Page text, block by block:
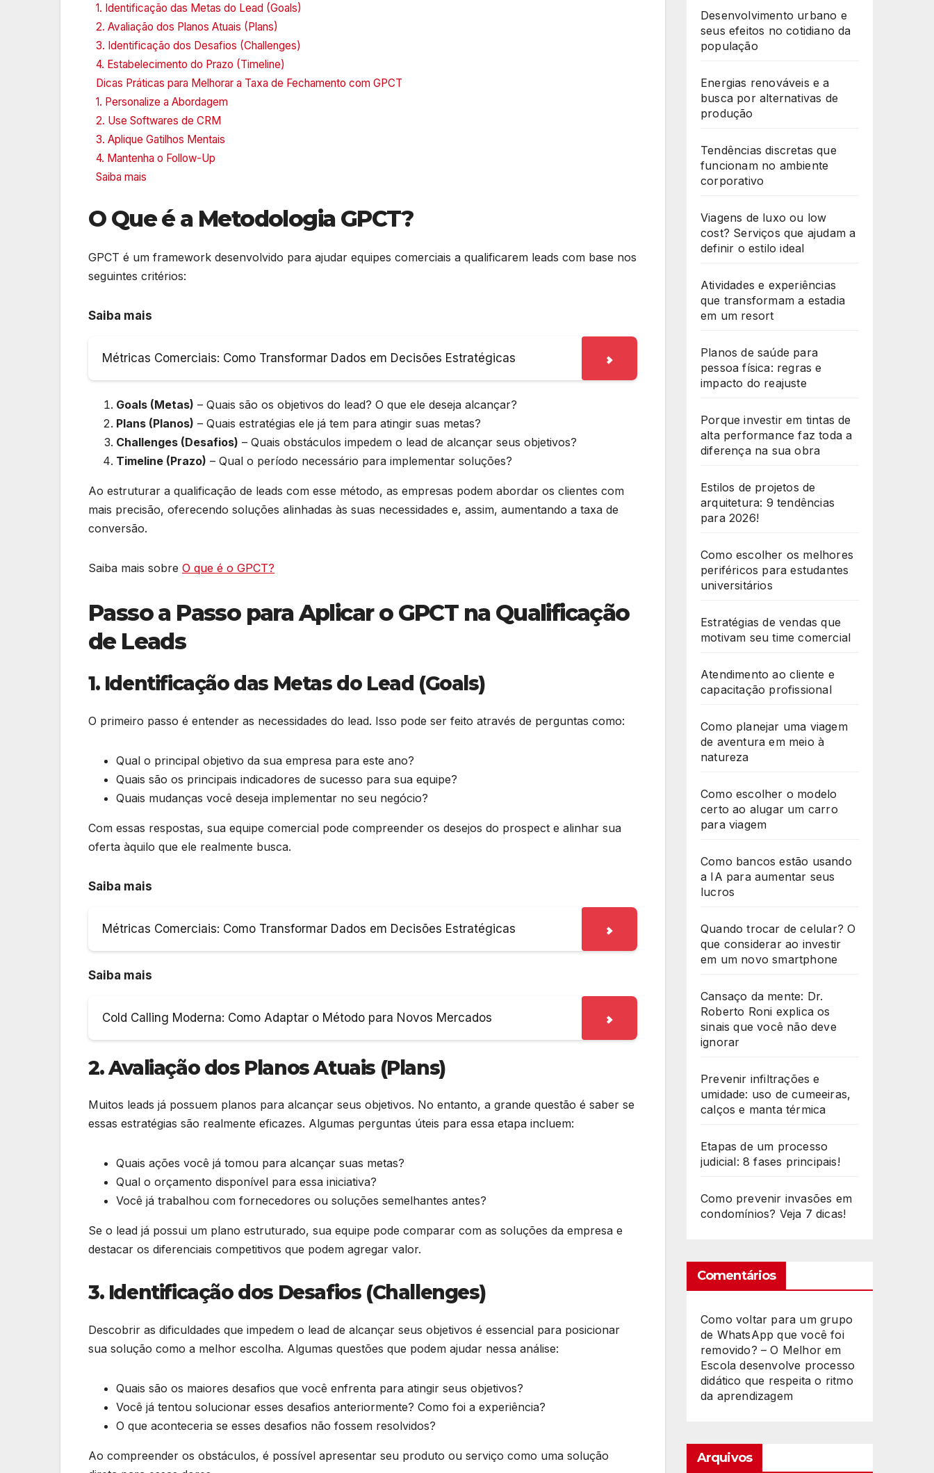
1. Identificação das Metas do Lead (Goals)
2. Avaliação dos Planos Atuais (Plans)
3. Identificação dos Desafios (Challenges)
4. Estabelecimento do Prazo (Timeline)
Dicas Práticas para Melhorar a Taxa de Fechamento com GPCT
1. Personalize a Abordagem
2. Use Softwares de CRM
3. Aplique Gatilhos Mentais
4. Mantenha o Follow-Up
Saiba mais
O Que é a Metodologia GPCT?
GPCT é um framework desenvolvido para ajudar equipes comerciais a qualificarem leads com base nos
seguintes critérios:
Saiba mais
Métricas Comerciais: Como Transformar Dados em Decisões Estratégicas
Goals (Metas) – Quais são os objetivos do lead? O que ele deseja alcançar?
Plans (Planos) – Quais estratégias ele já tem para atingir suas metas?
Challenges (Desafios) – Quais obstáculos impedem o lead de alcançar seus objetivos?
Timeline (Prazo) – Qual o período necessário para implementar soluções?
Ao estruturar a qualificação de leads com esse método, as empresas podem abordar os clientes com
mais precisão, oferecendo soluções alinhadas às suas necessidades e, assim, aumentando a taxa de
conversão.
Saiba mais sobre O que é o GPCT?
Passo a Passo para Aplicar o GPCT na Qualificação
de Leads
1. Identificação das Metas do Lead (Goals)
O primeiro passo é entender as necessidades do lead. Isso pode ser feito através de perguntas como:
Qual o principal objetivo da sua empresa para este ano?
Quais são os principais indicadores de sucesso para sua equipe?
Quais mudanças você deseja implementar no seu negócio?
Com essas respostas, sua equipe comercial pode compreender os desejos do prospect e alinhar sua
oferta àquilo que ele realmente busca.
Saiba mais
Métricas Comerciais: Como Transformar Dados em Decisões Estratégicas
Saiba mais
Cold Calling Moderna: Como Adaptar o Método para Novos Mercados
2. Avaliação dos Planos Atuais (Plans)
Muitos leads já possuem planos para alcançar seus objetivos. No entanto, a grande questão é saber se
essas estratégias são realmente eficazes. Algumas perguntas úteis para essa etapa incluem:
Quais ações você já tomou para alcançar suas metas?
Qual o orçamento disponível para essa iniciativa?
Você já trabalhou com fornecedores ou soluções semelhantes antes?
Se o lead já possui um plano estruturado, sua equipe pode comparar com as soluções da empresa e
destacar os diferenciais competitivos que podem agregar valor.
3. Identificação dos Desafios (Challenges)
Descobrir as dificuldades que impedem o lead de alcançar seus objetivos é essencial para posicionar
sua solução como a melhor escolha. Algumas questões que podem ajudar nessa análise:
Quais são os maiores desafios que você enfrenta para atingir seus objetivos?
Você já tentou solucionar esses desafios anteriormente? Como foi a experiência?
O que aconteceria se esses desafios não fossem resolvidos?
Ao compreender os obstáculos, é possível apresentar seu produto ou serviço como uma solução
Desenvolvimento urbano e
seus efeitos no cotidiano da
população
Energias renováveis e a
busca por alternativas de
produção
Tendências discretas que
funcionam no ambiente
corporativo
Viagens de luxo ou low
cost? Serviços que ajudam a
definir o estilo ideal
Atividades e experiências
que transformam a estadia
em um resort
Planos de saúde para
pessoa física: regras e
impacto do reajuste
Porque investir em tintas de
alta performance faz toda a
diferença na sua obra
Estilos de projetos de
arquitetura: 9 tendências
para 2026!
Como escolher os melhores
periféricos para estudantes
universitários
Estratégias de vendas que
motivam seu time comercial
Atendimento ao cliente e
capacitação profissional
Como planejar uma viagem
de aventura em meio à
natureza
Como escolher o modelo
certo ao alugar um carro
para viagem
Como bancos estão usando
a IA para aumentar seus
lucros
Quando trocar de celular? O
que considerar ao investir
em um novo smartphone
Cansaço da mente: Dr.
Roberto Roni explica os
sinais que você não deve
ignorar
Prevenir infiltrações e
umidade: uso de cumeeiras,
calços e manta térmica
Etapas de um processo
judicial: 8 fases principais!
Como prevenir invasões em
condomínios? Veja 7 dicas!
Comentários
Como voltar para um grupo
de WhatsApp que você foi
removido? – O Melhor em
Escola desenvolve processo
didático que respeita o ritmo
da aprendizagem
Arquivos